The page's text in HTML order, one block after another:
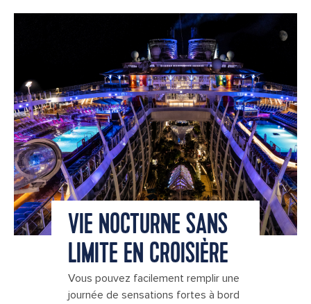
VIE NOCTURNE SANS
LIMITE EN CROISIÈRE
Vous pouvez facilement remplir une
journée de sensations fortes à bord